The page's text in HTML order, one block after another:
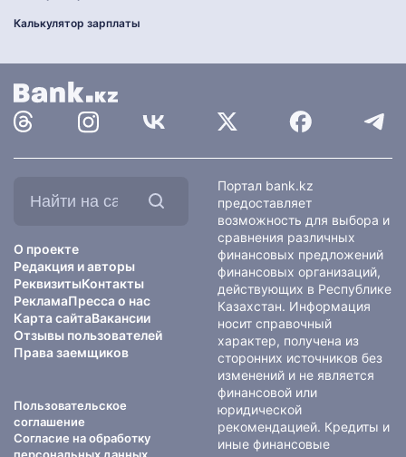
Калькулятор зарплаты
О проекте
Редакция и авторы
РеквизитыКонтакты
РекламаПресса о нас
Карта сайтаВакансии
Отзывы пользователей
Права заемщиков
Пользовательское
соглашение
Согласие на обработку
Портал bank.kz
предоставляет
возможность для выбора и
сравнения различных
финансовых предложений
финансовых организаций,
действующих в Республике
Казахстан. Информация
носит справочный
характер, получена из
сторонних источников без
изменений и не является
финансовой или
юридической
рекомендацией. Кредиты и
иные финансовые